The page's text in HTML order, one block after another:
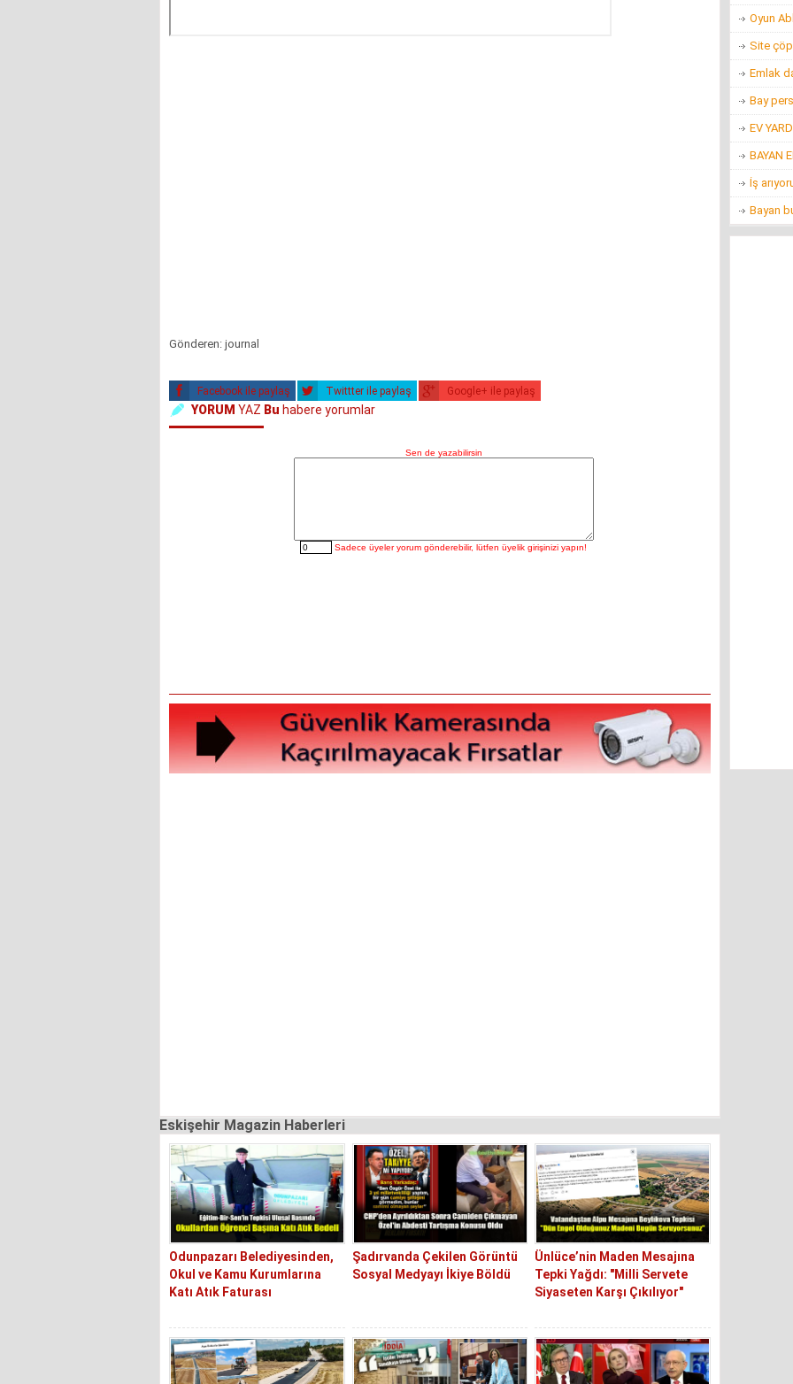
Gönderen: journal
Facebook ile paylaş Twittter ile paylaş Google+ ile paylaş
YORUM YAZ Bu habere yorumlar
Eskişehir Magazin Haberleri
Odunpazarı Belediyesinden,
Okul ve Kamu Kurumlarına
Katı Atık Faturası
Şadırvanda Çekilen Görüntü
Sosyal Medyayı İkiye Böldü
Ünlüce’nin Maden Mesajına
Tepki Yağdı: "Milli Servete
Siyaseten Karşı Çıkılıyor"
Oyun
Site
Emlak
Bay
EV
BAYAN
İş
Bayan